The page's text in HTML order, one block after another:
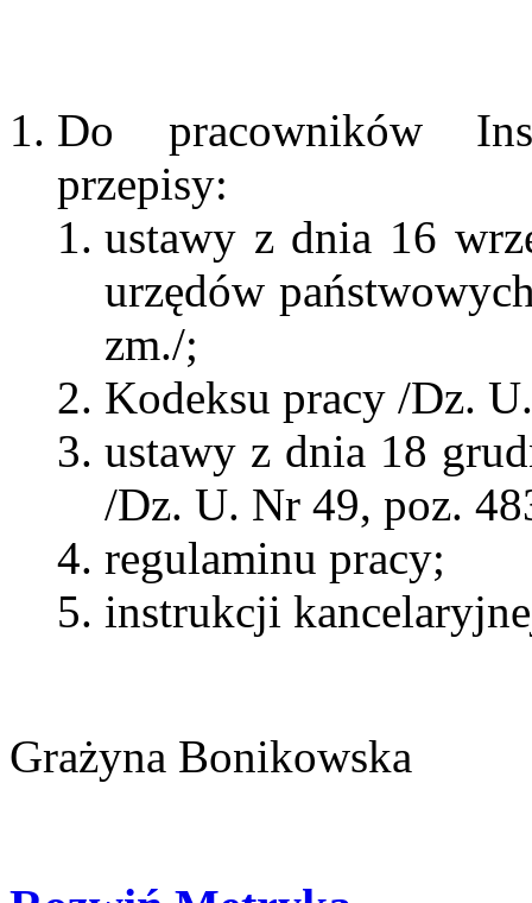
Do pracowników
przepisy:
ustawy z dnia 16
urzędów
zm./;
Kodeksu pracy /Dz.
ustawy z dnia 18
/Dz. U. Nr 49, poz.
regulaminu pracy;
instrukcji
Grażyna Bonikowska